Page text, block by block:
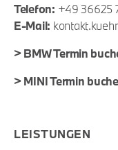
Telefon: +49 36625
E-Mail:
> BMW Termin
>MINI Termin
LEISTUNGEN